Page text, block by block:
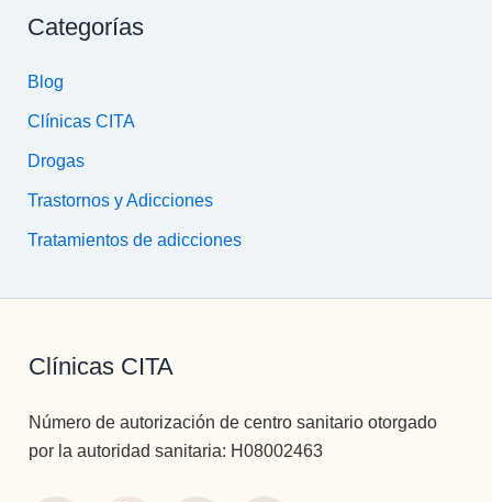
Categorías
Blog
Clínicas CITA
Drogas
Trastornos y Adicciones
Tratamientos de adicciones
Clínicas CITA
Número de autorización de centro sanitario otorgado
por la autoridad sanitaria: H08002463